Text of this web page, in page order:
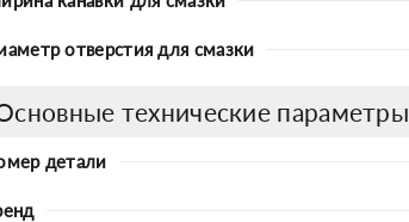
отверстия для смазки
технические параметры
детали